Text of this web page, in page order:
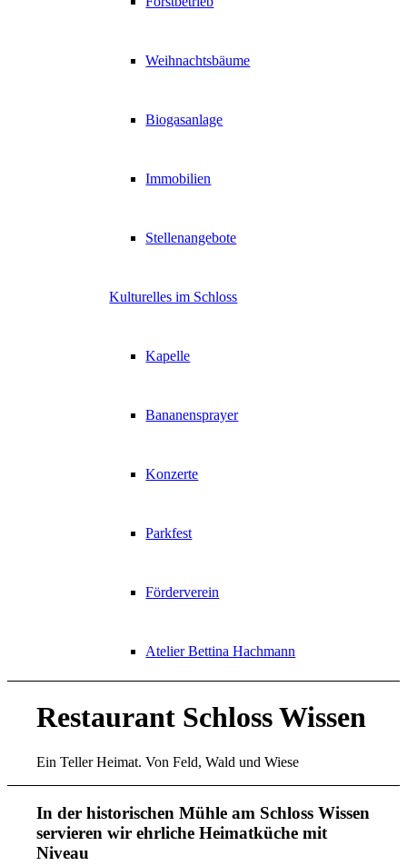
Weihnachtsbäume
Biogasanlage
Immobilien
Stellenangebote
Kulturelles im Schloss
Kapelle
Bananensprayer
Konzerte
Parkfest
Förderverein
Atelier Bettina Hachmann
Restaurant Schloss Wissen
Ein Teller Heimat. Von Feld, Wald und Wiese
In der historischen Mühle am Schloss Wissen
servieren wir ehrliche Heimatküche mit
Niveau